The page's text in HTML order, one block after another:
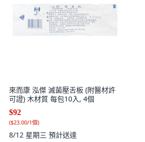
來而康 泓傑 滅菌壓舌板 (附醫材許
可證) 木材質 每包10入, 4個
$92
($23.00/1個)
8/12 星期三 預計送達